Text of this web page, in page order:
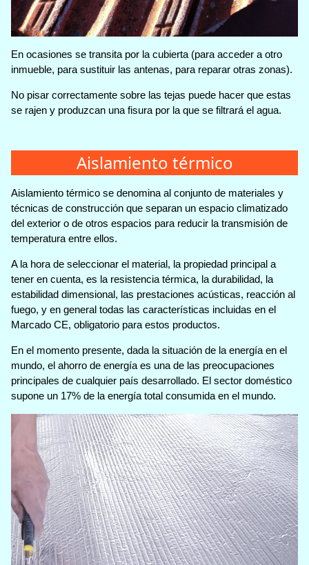
En ocasiones se transita por la cubierta (para acceder a otro
inmueble, para sustituir las antenas, para reparar otras zonas).
No pisar correctamente sobre las tejas puede hacer que estas
se rajen y produzcan una fisura por la que se filtrará el agua.
Aislamiento térmico
Aislamiento térmico se denomina al conjunto de materiales y
técnicas de construcción que separan un espacio climatizado
del exterior o de otros espacios para reducir la transmisión de
temperatura entre ellos.
A la hora de seleccionar el material, la propiedad principal a
tener en cuenta, es la resistencia térmica, la durabilidad, la
estabilidad dimensional, las prestaciones acústicas, reacción al
fuego, y en general todas las características incluidas en el
Marcado CE, obligatorio para estos productos.
En el momento presente, dada la situación de la energía en el
mundo, el ahorro de energía es una de las preocupaciones
principales de cualquier país desarrollado. El sector doméstico
supone un 17% de la energía total consumida en el mundo.